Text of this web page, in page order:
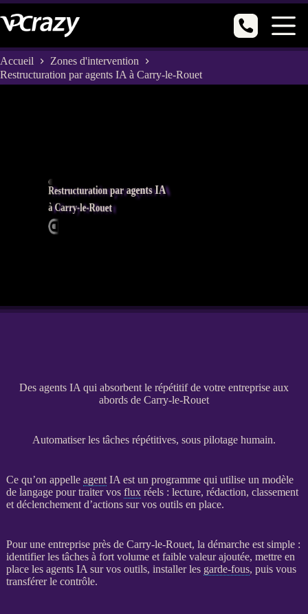
Passer
au
contenu
Accueil
Zones d'intervention
Restructuration par agents IA à Carry-le-Rouet
Restructuration par agents IA
à Carry-le-Rouet
Des agents IA qui absorbent le répétitif de votre entreprise aux
abords de Carry-le-Rouet
Automatiser les tâches répétitives, sous pilotage humain.
Ce qu’on appelle agent IA est un programme qui utilise un modèle
de langage pour traiter vos fluxréels : lecture, rédaction, classement
et déclenchement d’actions sur vos outils en place.
Pour une entreprise près de Carry-le-Rouet, la démarche est simple :
identifier les tâches à fort volume et faible valeur ajoutée, mettre en
place les agents IA sur vos outils, installer les garde-fous, puis vous
transférer le contrôle.